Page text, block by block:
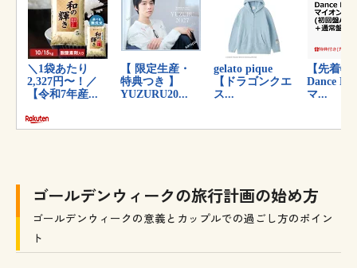
ゴールデンウィークの旅行計画の始め方
ゴールデンウィークの意義とカップルでの過ごし方のポイン
ト